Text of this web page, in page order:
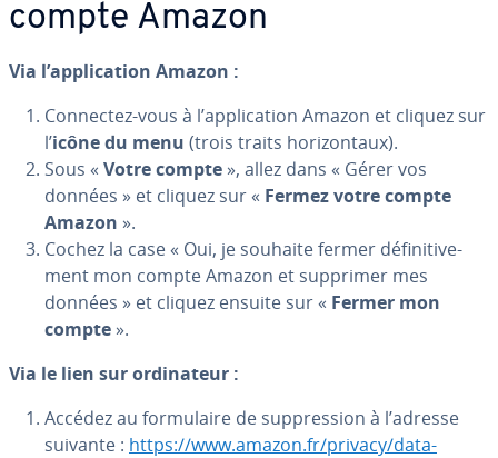
compte Amazon
Via l’ap­pli­ca­tion Amazon :
Connectez-vous à l’ap­pli­ca­tion Amazon et cliquez sur
l’icône du menu (trois traits ho­ri­zon­taux).
Sous « Votre compte », allez dans « Gérer vos
données » et cliquez sur « Fermez votre compte
Amazon ».
Cochez la case « Oui, je souhaite fermer dé­fi­ni­ti­ve­
ment mon compte Amazon et supprimer mes
données » et cliquez ensuite sur « Fermer mon
compte ».
Via le lien sur or­di­na­teur :
Accédez au for­mu­laire de sup­pres­sion à l’adresse
suivante : https://www.amazon.fr/privacy/data-